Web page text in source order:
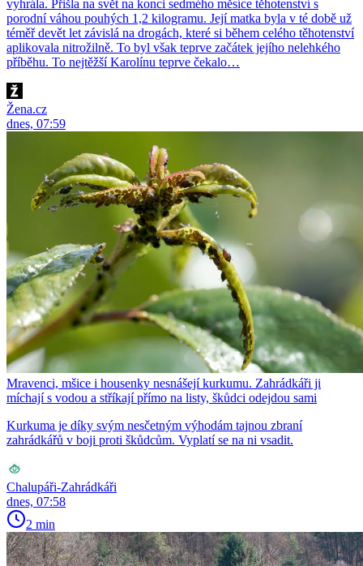
vyhrála. Přišla na svět na konci sedmého měsíce těhotenství s
porodní váhou pouhých 1,2 kilogramu. Její matka byla v té době už
téměř devět let závislá na drogách, které si během celého těhotenství
aplikovala nitrožilně. To byl však teprve začátek jejího nelehkého
příběhu. To nejtěžší Karolínu teprve čekalo…
Žena.cz
dnes, 07:59
Mravenci, mšice i housenky nesnášejí kurkumu. Zahrádkáři ji
míchají s vodou a stříkají přímo na listy, škůdci odejdou sami
Kurkuma je díky svým nesčetným výhodám tajnou zbraní
zahrádkářů v boji proti škůdcům. Vyplatí se na ni vsadit.
Chalupáři-Zahrádkáři
dnes, 07:58
2 min